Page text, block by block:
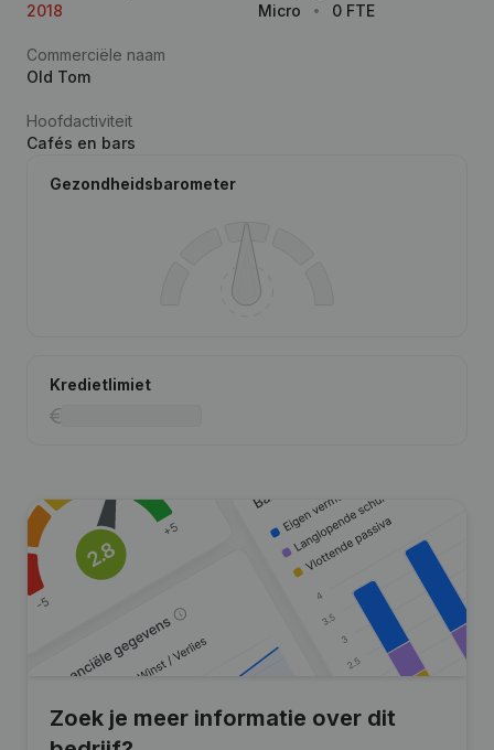
2018
Micro
0 FTE
Commerciële naam
Old Tom
Hoofdactiviteit
Cafés en bars
Gezondheidsbarometer
Kredietlimiet
Zoek je meer informatie over dit